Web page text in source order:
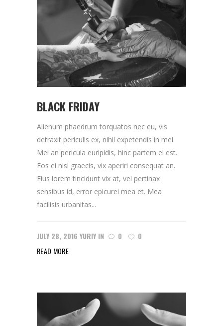
BLACK FRIDAY
Alienum phaedrum torquatos nec eu, vis
detraxit periculis ex, nihil expetendis in mei.
Mei an pericula euripidis, hinc partem ei est.
Eos ei nisl graecis, vix aperiri consequat an.
Eius lorem tincidunt vix at, vel pertinax
sensibus id, error epicurei mea et. Mea
facilisis urbanitas...
JULY 28, 2016 YURIY IN 0
0
READ MORE